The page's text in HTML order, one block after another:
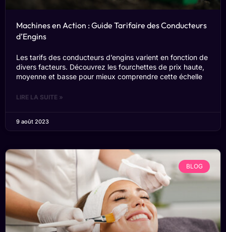
Machines en Action : Guide Tarifaire des Conducteurs
d’Engins
Les tarifs des conducteurs d’engins varient en fonction de
divers facteurs. Découvrez les fourchettes de prix haute,
moyenne et basse pour mieux comprendre cette échelle
LIRE LA SUITE »
9 août 2023
BLOG